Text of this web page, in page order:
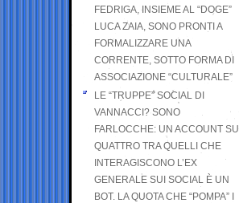
FEDRIGA, INSIEME AL “DOGE”
LUCA ZAIA, SONO PRONTI A
FORMALIZZARE UNA
CORRENTE, SOTTO FORMA DI
ASSOCIAZIONE “CULTURALE”
LE “TRUPPE” SOCIAL DI
VANNACCI? SONO
FARLOCCHE: UN ACCOUNT SU
QUATTRO TRA QUELLI CHE
INTERAGISCONO L’EX
GENERALE SUI SOCIAL È UN
BOT. LA QUOTA CHE “POMPA” I